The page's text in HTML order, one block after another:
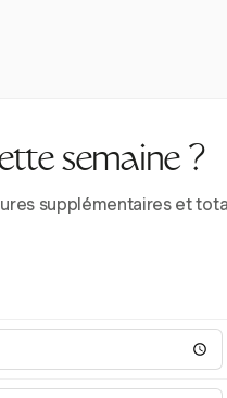
semaine ?
supplémentaires et